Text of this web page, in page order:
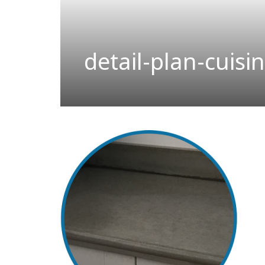
detail-plan-